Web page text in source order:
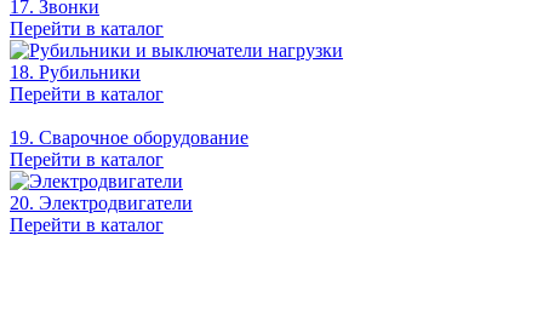
17. Звонки
Перейти в каталог
18. Рубильники
Перейти в каталог
19. Сварочное оборудование
Перейти в каталог
20. Электродвигатели
Перейти в каталог